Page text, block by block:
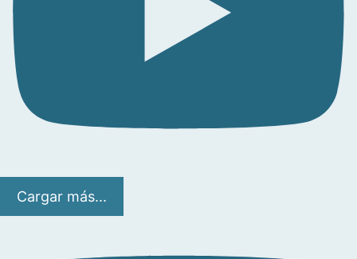
Cargar más...